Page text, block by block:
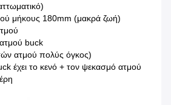
μήκους 180mm (μακρά ζωή)
buck
ατμού πολύς όγκος)
έχει το κενό + τον ψεκασμό ατμού